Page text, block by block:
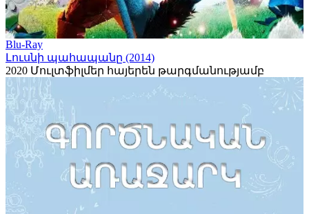
Blu-Ray
Լուսնի պահապանը (2014)
2020 Մուլտֆիլմեր հայերեն թարգմանությամբ